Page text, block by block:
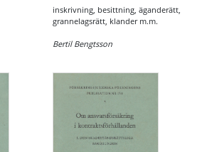
inskrivning, besittning, äganderätt,
grannelagsrätt, klander m.m.
Bertil Bengtsson